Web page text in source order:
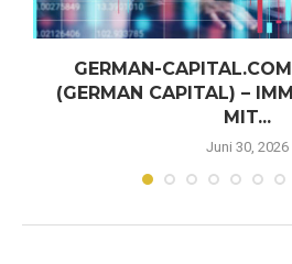
GERMAN-
(GERMAN CAPITAL) –
MIT...
Juni 30, 2026